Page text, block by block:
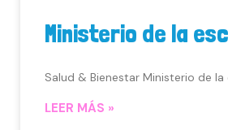
Ministerio de la
Salud & Bienestar Ministerio de la
LEER MÁS »